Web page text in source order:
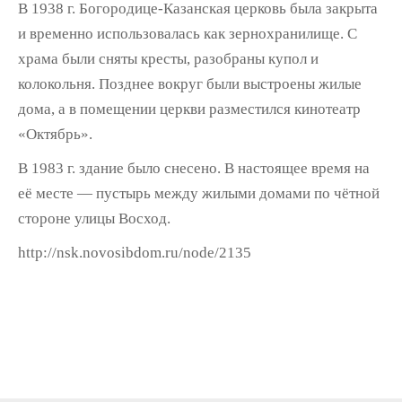
В 1938 г. Богородице-Казанская церковь была закрыта
и временно использовалась как зернохранилище. С
храма были сняты кресты, разобраны купол и
колокольня. Позднее вокруг были выстроены жилые
дома, а в помещении церкви разместился кинотеатр
«Октябрь».
В 1983 г. здание было снесено. В настоящее время на
её месте — пустырь между жилыми домами по чётной
стороне улицы Восход.
http://nsk.novosibdom.ru/node/2135